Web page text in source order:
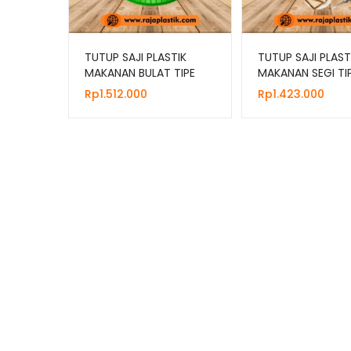
TUTUP SAJI PLASTIK
MAKANAN BULAT TIPE
BIANCA, HARGA MURAH
Rp1.512.000
TUTUP SAJI
MAKANAN SEGI
STELLA, HARGA
Rp1.423.000